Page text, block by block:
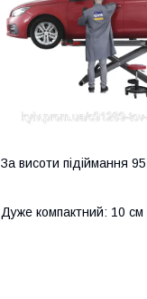
За висоти підіймання
Дуже компактний: 10